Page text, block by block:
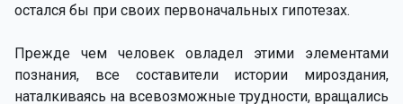
остался бы при своих первоначальных гипотезах.
Прежде чем человек овладел этими элементами
познания, все составители истории мироздания,
наталкиваясь на всевозможные трудности, вращались